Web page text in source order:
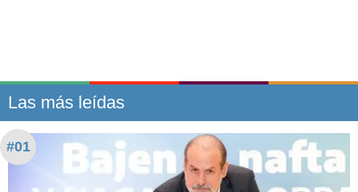
Las más leídas
#01